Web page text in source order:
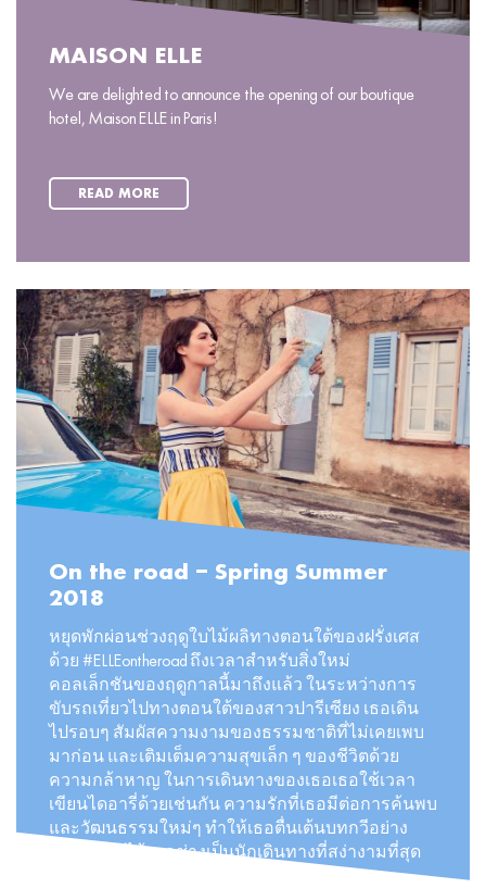
MAISON ELLE
We are delighted to announce the opening of our boutique
hotel, Maison ELLE in Paris!
READ MORE
On the road – Spring Summer
2018
หยุดพักผ่อนช่วงฤดูใบไม้ผลิทางตอนใต้ของฝรั่งเศส
ด้วย #ELLEontheroad ถึงเวลาสำหรับสิ่งใหม่
คอลเล็กชันของฤดูกาลนี้มาถึงแล้ว ในระหว่างการ
ขับรถเที่ยวไปทางตอนใต้ของสาวปารีเซียง เธอเดิน
ไปรอบๆ สัมผัสความงามของธรรมชาติที่ไม่เคยเพบ
มาก่อน และเติมเต็มความสุขเล็ก ๆ ของชีวิตด้วย
ความกล้าหาญ ในการเดินทางของเธอเธอใช้เวลา
เขียนไดอารี่ด้วยเช่นกัน ความรักที่เธอมีต่อการค้นพบ
และวัฒนธรรมใหม่ๆ ทำให้เธอตื่นเต้นบทกวีอย่าง
ควบคุมไม่ได้ เธอช่างเป็นนักเดินทางที่สง่างามที่สุด